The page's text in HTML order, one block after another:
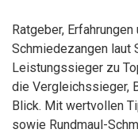
Ratgeber,
Schmiedezangen laut
Leistungssieger zu
die Vergleichssieger,
Blick. Mit wertvollen
sowie Rundmaul-